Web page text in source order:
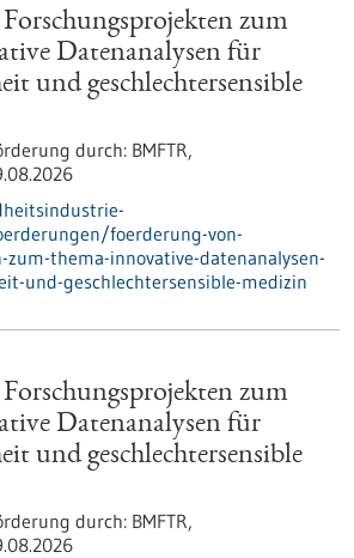
zum
Datenanalysen für
und geschlechtersensible
durch: BMFTR,
foerderung-von-
thema-innovative-datenanalysen-
und-geschlechtersensible-medizin
zum
Datenanalysen für
und geschlechtersensible
durch: BMFTR,